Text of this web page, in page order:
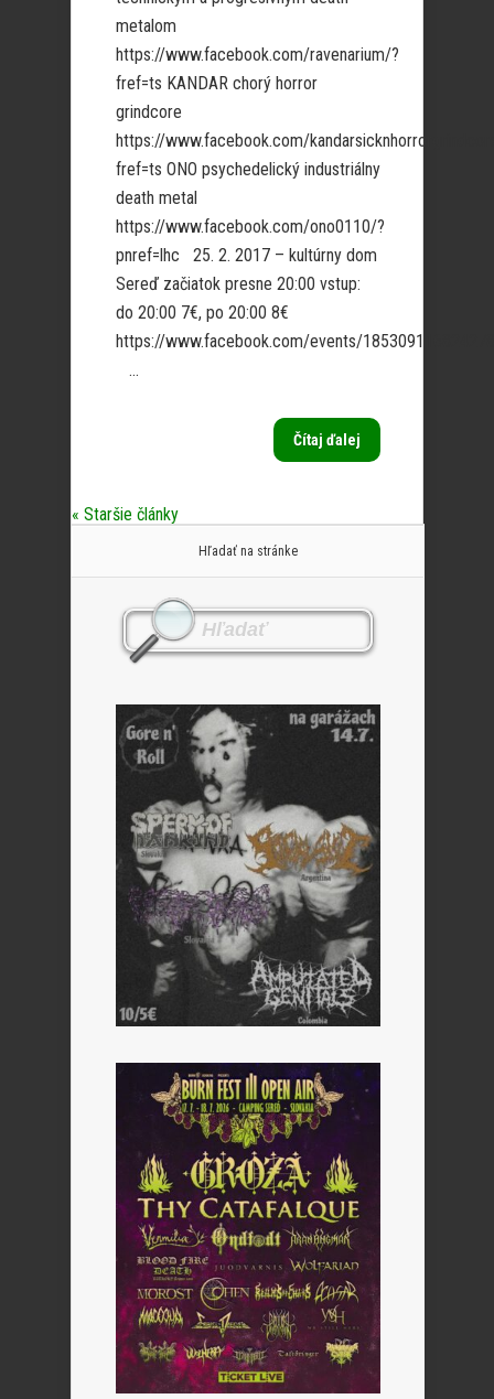
metalom
https://www.facebook.com/ravenarium/?
fref=ts KANDAR chorý horror
grindcore
https://www.facebook.com/
fref=ts ONO psychedelický industriálny
death metal
https://www.facebook.com/ono0110/?
pnref=lhc 25. 2. 2017 – kultúrny dom
Sereď začiatok presne 20:00 vstup:
do 20:00 7€, po 20:00 8€
https://www.facebook.com/events/
...
Čítaj ďalej
« Staršie články
Hľadať na stránke